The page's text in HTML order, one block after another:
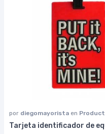
por diegomayorista en
Tarjeta identificador de